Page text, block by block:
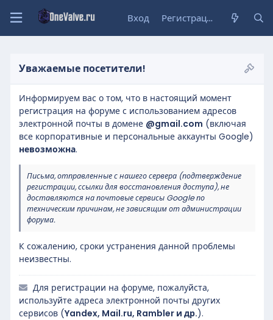
Вход Регистрация
Уважаемые посетители!
Информируем вас о том, что в настоящий момент
регистрация на форуме с использованием адресов
электронной почты в домене @gmail.com (включая
все корпоративные и персональные аккаунты Google)
невозможна.
Письма, отправленные с нашего сервера (подтверждение
регистрации, ссылки для восстановления доступа), не
доставляются на почтовые сервисы Google по
техническим причинам, не зависящим от администрации
форума.
К сожалению, сроки устранения данной проблемы
неизвестны.
Для регистрации на форуме, пожалуйста,
используйте адреса электронной почты других
сервисов (Yandex, Mail.ru, Rambler и др.).